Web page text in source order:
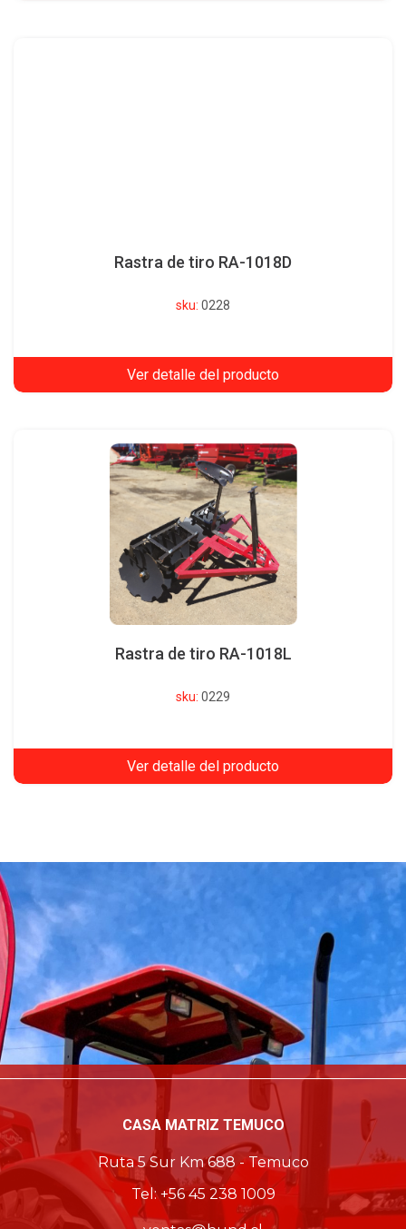
Rastra de tiro RA-1018D
sku: 0228
Ver detalle del producto
Rastra de tiro RA-1018L
sku: 0229
Ver detalle del producto
CASA MATRIZ TEMUCO
Ruta 5 Sur Km 688 - Temuco
Tel: +56 45 238 1009